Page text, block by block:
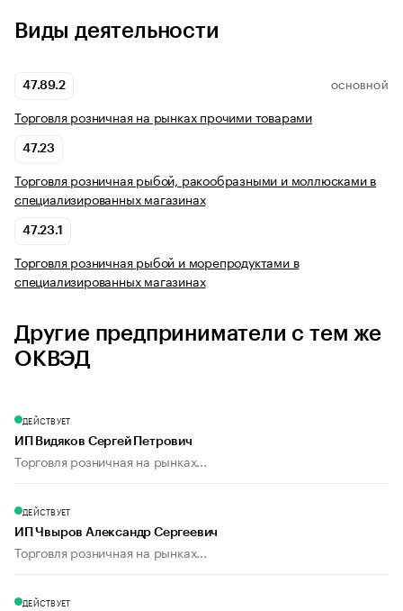
Виды деятельности
47.89.2 ОСНОВНОЙ
Торговля розничная на рынках прочими товарами
47.23
Торговля розничная рыбой, ракообразными и моллюсками в
специализированных магазинах
47.23.1
Торговля розничная рыбой и морепродуктами в
специализированных магазинах
Другие предприниматели с тем же
ОКВЭД
ДЕЙСТВУЕТ
ИП Видяков Сергей Петрович
Торговля розничная на рынках...
ДЕЙСТВУЕТ
ИП Чвыров Александр Сергеевич
Торговля розничная на рынках...
ДЕЙСТВУЕТ